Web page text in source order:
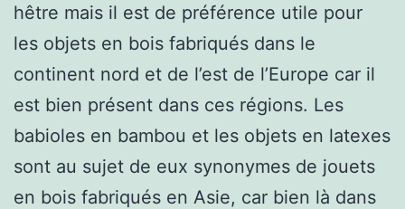
hêtre mais il est de préférence utile pour
les objets en bois fabriqués dans le
continent nord et de l’est de l’Europe car il
est bien présent dans ces régions. Les
babioles en bambou et les objets en latexes
sont au sujet de eux synonymes de jouets
en bois fabriqués en Asie, car bien là dans